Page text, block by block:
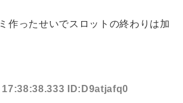
作ったせいでスロットの終わりは加
17:38:38.333 ID:D9atjafq0